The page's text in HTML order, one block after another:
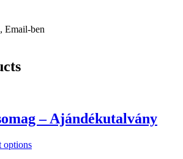
Email-ben
– Ajándékutalvány
options